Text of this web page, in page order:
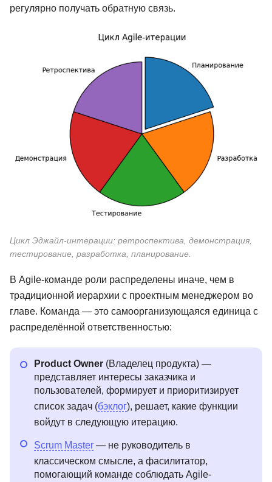
регулярно получать обратную связь.
Цикл Эджайл-интерации: ретроспектива, демонстрация,
тестирование, разработка, планирование.
В Agile-команде роли распределены иначе, чем в
традиционной иерархии с проектным менеджером во
главе. Команда — это самоорганизующаяся единица с
распределённой ответственностью:
Product Owner (Владелец продукта) —
представляет интересы заказчика и
пользователей, формирует и приоритизирует
список задач (бэклог), решает, какие функции
войдут в следующую итерацию.
Scrum Master — не руководитель в
классическом смысле, а фасилитатор,
помогающий команде соблюдать Agile-